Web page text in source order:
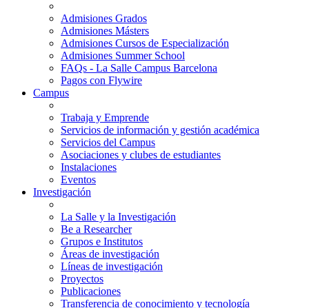
Admisiones Grados
Admisiones Másters
Admisiones Cursos de Especialización
Admisiones Summer School
FAQs - La Salle Campus Barcelona
Pagos con Flywire
Campus
Trabaja y Emprende
Servicios de información y gestión académica
Servicios del Campus
Asociaciones y clubes de estudiantes
Instalaciones
Eventos
Investigación
La Salle y la Investigación
Be a Researcher
Grupos e Institutos
Áreas de investigación
Líneas de investigación
Proyectos
Publicaciones
Transferencia de conocimiento y tecnología